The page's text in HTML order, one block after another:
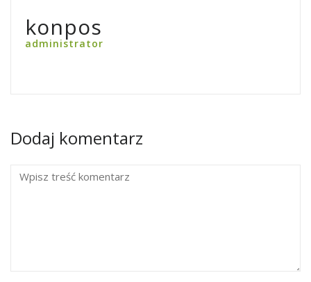
konpos
administrator
Dodaj komentarz